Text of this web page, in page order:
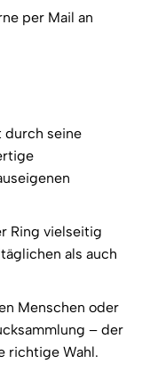
per Mail an
durch seine
Ring vielseitig
als auch
Menschen oder
– der
richtige Wahl.